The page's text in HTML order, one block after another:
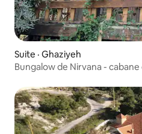
Suite · Ghaziyeh
Bungalow de Nirvana -